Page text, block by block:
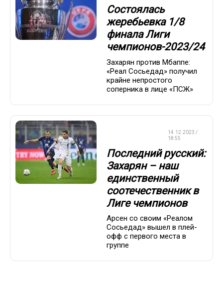
Состоялась
жеребьевка 1/8
финала Лиги
чемпионов-2023/24
Захарян против Мбаппе:
«Реал Сосьедад» получил
крайне непростого
соперника в лице «ПСЖ»
14.12.2023 /
18:55
Последний русский:
Захарян – наш
единственный
соотечественник в
Лиге чемпионов
Арсен со своим «Реалом
Сосьедад» вышел в плей-
офф с первого места в
группе